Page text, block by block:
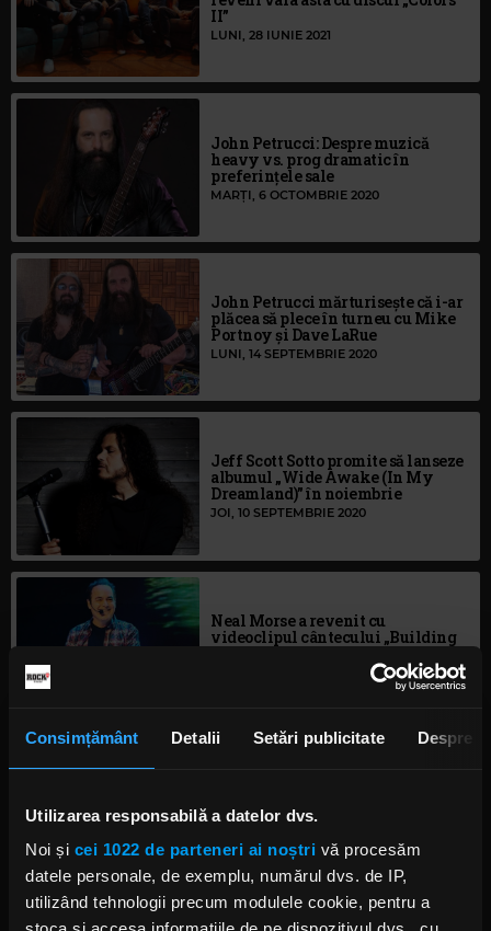
Consimțământ Detalii Setări publicitate Despre
Utilizarea responsabilă a datelor dvs.
Noi și cei 1022 de parteneri ai noștri vă procesăm
datele personale, de exemplu, numărul dvs. de IP,
utilizând tehnologii precum modulele cookie, pentru a
II”
LUNI, 28 IUNIE 2021
John Petrucci: Despre muzică
heavy vs. prog dramatic în
preferințele sale
MARȚI, 6 OCTOMBRIE 2020
John Petrucci mărturisește că i-ar
plăcea să plece în turneu cu Mike
Portnoy și Dave LaRue
LUNI, 14 SEPTEMBRIE 2020
Jeff Scott Sotto promite să lanseze
albumul „Wide Awake (In My
Dreamland)” în noiembrie
JOI, 10 SEPTEMBRIE 2020
Neal Morse a revenit cu
videoclipul cântecului „Building
A Wall”
său coleg de trupă, Mike Portnoy